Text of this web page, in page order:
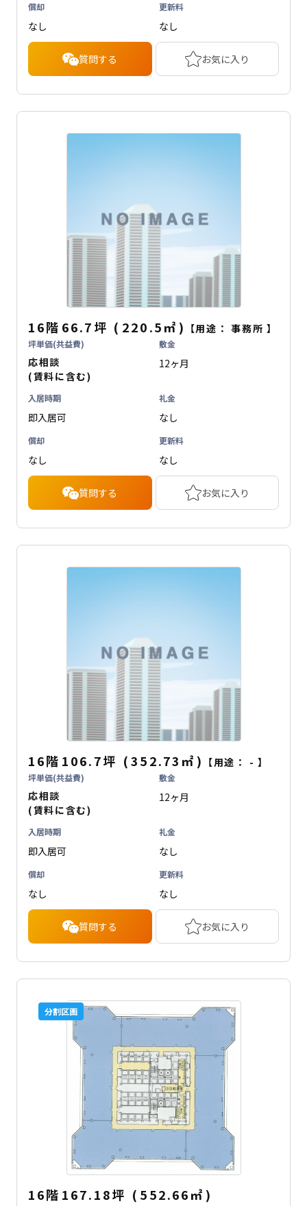
償却
なし
更新料
なし
質問する お気に入り
16階 66.7坪 ( 220.5㎡ ) 【用途：事務所 】
坪単価(共益費)
応相談
(賃料に含む)
敷金
12ヶ月
入居時期
即入居可
礼金
なし
償却
なし
更新料
なし
質問する お気に入り
16階 106.7坪 ( 352.73 ㎡ ) 【用途： - 】
坪単価(共益費)
応相談
(賃料に含む)
敷金
12ヶ月
入居時期
即入居可
礼金
なし
償却
なし
更新料
なし
質問する お気に入り
分割区画
16階 167.18坪 ( 552.66㎡ )